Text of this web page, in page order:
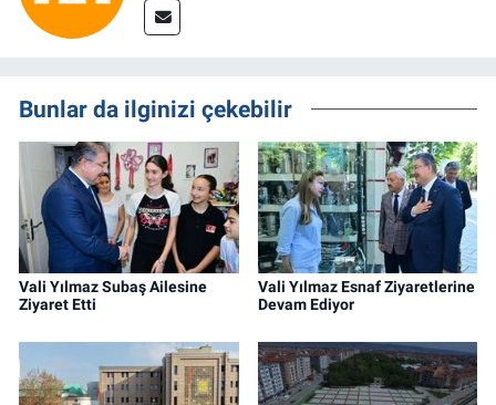
Bunlar da ilginizi çekebilir
Vali Yılmaz Subaş Ailesine
Ziyaret Etti
Vali Yılmaz Esnaf Ziyaretlerine
Devam Ediyor